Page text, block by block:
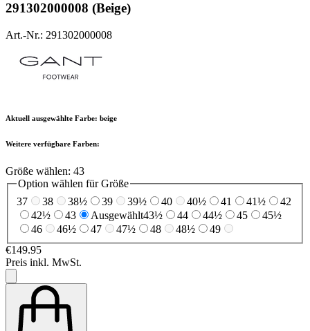
291302000008 (Beige)
Art.-Nr.: 291302000008
Aktuell ausgewählte Farbe: beige
Weitere verfügbare Farben:
Größe wählen: 43
Option wählen für Größe
37
38 38½ 39 39½ 40 40½ 41 41½
42
42½
43 Ausgewählt43½ 44 44½ 45
45½
46
46½ 47 47½ 48 48½
49
€149.95
Preis inkl. MwSt.